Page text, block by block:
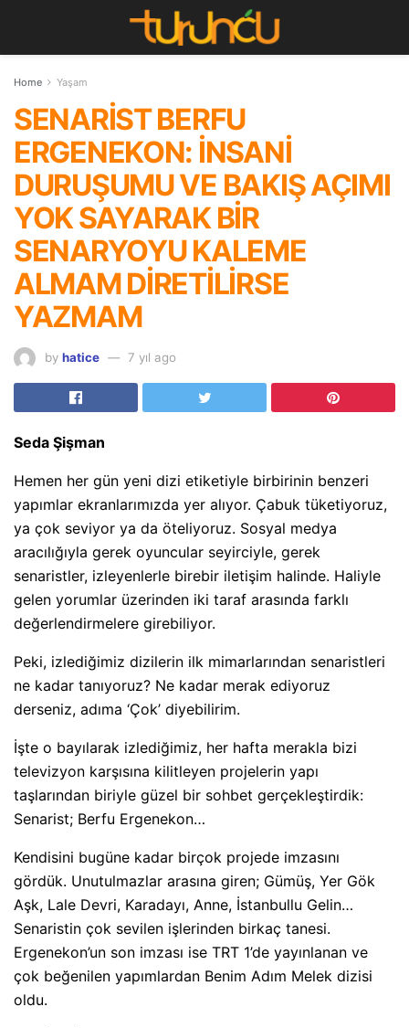
Home Yaşam
SENARİST BERFU
ERGENEKON: İNSANİ
DURUŞUMU VE BAKIŞ AÇIMI
YOK SAYARAK BİR
SENARYOYU KALEME
ALMAM DİRETİLİRSE
YAZMAM
by hatice 7 yıl ago
Seda Şişman
Hemen her gün yeni dizi etiketiyle birbirinin benzeri
yapımlar ekranlarımızda yer alıyor. Çabuk tüketiyoruz,
ya çok seviyor ya da öteliyoruz. Sosyal medya
aracılığıyla gerek oyuncular seyirciyle, gerek
senaristler, izleyenlerle birebir iletişim halinde. Haliyle
gelen yorumlar üzerinden iki taraf arasında farklı
değerlendirmelere girebiliyor.
Peki, izlediğimiz dizilerin ilk mimarlarından senaristleri
ne kadar tanıyoruz? Ne kadar merak ediyoruz
derseniz, adıma ‘Çok’ diyebilirim.
İşte o bayılarak izlediğimiz, her hafta merakla bizi
televizyon karşısına kilitleyen projelerin yapı
taşlarından biriyle güzel bir sohbet gerçekleştirdik:
Senarist; Berfu Ergenekon…
Kendisini bugüne kadar birçok projede imzasını
gördük. Unutulmazlar arasına giren; Gümüş, Yer Gök
Aşk, Lale Devri, Karadayı, Anne, İstanbullu Gelin…
Senaristin çok sevilen işlerinden birkaç tanesi.
Ergenekon’un son imzası ise TRT 1’de yayınlanan ve
çok beğenilen yapımlardan Benim Adım Melek dizisi
oldu.